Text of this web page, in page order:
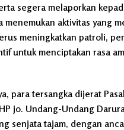
segera melaporkan
menemukan aktivitas yang
meningkatkan patroli,
untuk menciptakan rasa
para tersangka dijerat
jo. Undang-Undang
senjata tajam, dengan